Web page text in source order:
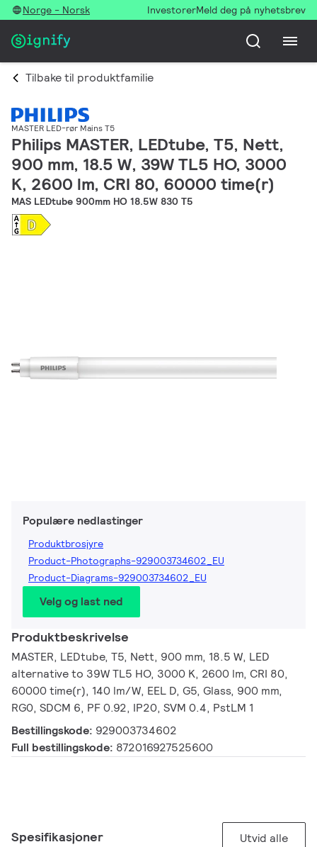
Norge - Norsk InvestorerMeld deg på nyhetsbrev
Tilbake til produktfamilie
MASTER LED-rør Mains T5
Philips MASTER, LEDtube, T5, Nett,
900 mm, 18.5 W, 39W TL5 HO, 3000
K, 2600 lm, CRI 80, 60000 time(r)
MAS LEDtube 900mm HO 18.5W 830 T5
Populære nedlastinger
Produktbrosjyre
Product-Photographs-929003734602_EU
Product-Diagrams-929003734602_EU
Velg og last ned
Produktbeskrivelse
MASTER, LEDtube, T5, Nett, 900 mm, 18.5 W, LED
alternative to 39W TL5 HO, 3000 K, 2600 lm, CRI 80,
60000 time(r), 140 lm/W, EEL D, G5, Glass, 900 mm,
RG0, SDCM 6, PF 0.92, IP20, SVM 0.4, PstLM 1
Bestillingskode: 929003734602
Full bestillingskode: 872016927525600
Spesifikasjoner Utvid alle